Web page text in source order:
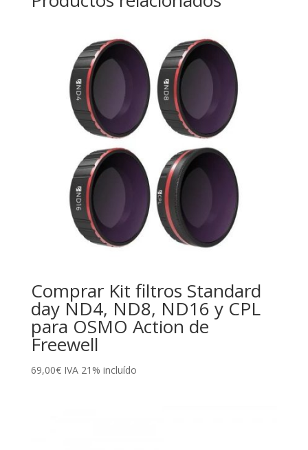
Comprar Kit filtros Standard
day ND4, ND8, ND16 y CPL
para OSMO Action de
Freewell
69,00€ IVA 21% incluído